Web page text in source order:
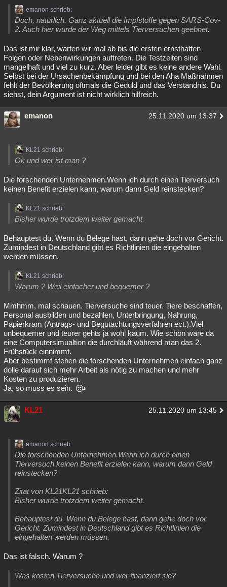
emanon schrieb:
Doch, natürlich. Ganz aktuell die Impfstoffe gegen SARS-Cov-
2. Auch hier wurde der Weg mittels Tierversuchen geebnet.
Das ist mir klar, warten wir mal ab bis die ersten ernsthaften
Folgen oder Nebenwirkungen auftreten. Die Testzeiten sind
mangelhaft und viel zu kurz. Aber leider gibt es keine andere Wahl.
Selbst bei der Ursachenbekämpfung und bei den Aha Maßnahmen
fehlt der Bevölkerung oftmals die Geduld und das Verständnis. Du
siehst, dein Argument ist nicht wirklich hilfreich.
emanon 25.11.2020 um 13:37
KL21 schrieb:
Ok und wer ist man ?
Die forschenden Unternehmen.Wenn ich durch einen Tierversuch
keinen Benefit erzielen kann, warum dann Geld reinstecken?
KL21 schrieb:
Bisher wurde trotzdem weiter gemacht.
Behauptest du. Wenn du Belege hast, dann gehe doch vor Gericht.
Zumindest in Deutschland gibt es Richtlinien die eingehalten
werden müssen.
KL21 schrieb:
Warum ? Weil einfacher und bequemer ?
Mmhmm, mal schauen. Tierversuche sind teuer. Tiere beschaffen,
Personal ausbilden und bezahlen, Unterbringung, Nahrung,
Papierkram (Antrags- und Begutachtungsverfahren ect.).Viel
unbequemer und teurer gehts ja wohl kaum. Wie schön wäre da
eine Computersimualtion die durchläuft während man das 2.
Frühstück einnimmt.
Aber bestimmt stehen die forschenden Unternehmen einfach ganz
dolle darauf sich mehr Arbeit als nötig zu machen und mehr
Kosten zu produzieren.
Ja, so muss es sein.
KL21 25.11.2020 um 13:45
emanon schrieb:
Die forschenden Unternehmen.Wenn ich durch einen
Tierversuch keinen Benefit erzielen kann, warum dann Geld
reinstecken?
Zitat von KL21KL21 schrieb:
Bisher wurde trotzdem weiter gemacht.
Behauptest du. Wenn du Belege hast, dann gehe doch vor
Gericht. Zumindest in Deutschland gibt es Richtlinien die
eingehalten werden müssen.
Das ist falsch. Warum ?
Was kosten Tierversuche und wer finanziert sie?